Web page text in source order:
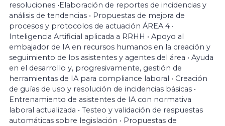
resoluciones •Elaboración de reportes de incidencias y
análisis de tendencias • Propuestas de mejora de
procesos y protocolos de actuación ÁREA 4 ·
Inteligencia Artificial aplicada a RRHH • Apoyo al
embajador de IA en recursos humanos en la creación y
seguimiento de los asistentes y agentes del área • Ayuda
en el desarrollo y, progresivamente, gestión de
herramientas de IA para compliance laboral • Creación
de guías de uso y resolución de incidencias básicas •
Entrenamiento de asistentes de IA con normativa
laboral actualizada • Testeo y validación de respuestas
automáticas sobre legislación • Propuestas de